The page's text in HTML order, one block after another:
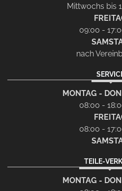
Mittwochs bis
09:00 -
nach
MONTAG -
08:00 -
08:00 -
TEILE-
MONTAG -